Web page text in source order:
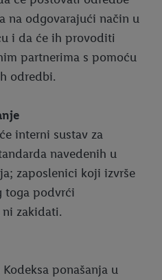
na odgovarajući način u
i da će ih provoditi
partnerima s pomoću
odredbi.
interni sustav za
navedenih u
zaposlenici koji izvrše
toga podvrći
zakidati.
ponašanja u